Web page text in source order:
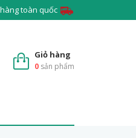
toàn quốc
Giỏ hàng
0 sản phẩm